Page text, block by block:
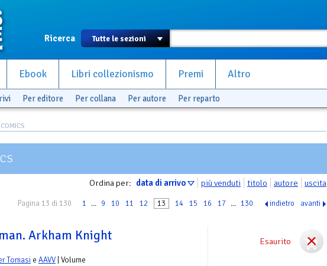
Ricerca
Ebook Libri collezionismo Premi Altro
Per editore Per collana Per autore Per reparto
Ordina per: data di arrivo più venduti titolo autore uscita
Pagina 13 di 130 1 ... 9 10 11 12 13 14 15 16 17 ... 130 indietro avanti
Esaurito
Arkham Knight
Tomasi e AAVV | Volume